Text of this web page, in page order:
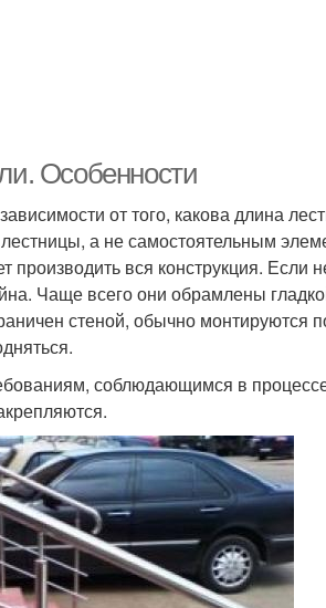
Особенности
от того, какова длина
а не самостоятельным
производить вся конструкция. Если
Чаще всего они обрамлены
стеной, обычно монтируются
соблюдающимся в